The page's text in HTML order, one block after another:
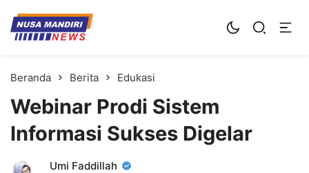
Kampus Digital Bisnis
Universitas Nusa Mandiri
Beranda Berita Edukasi
Webinar Prodi Sistem
Informasi Sukses Digelar
Umi Faddillah